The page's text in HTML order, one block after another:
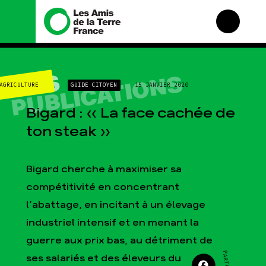
NOS
PUBLICATIONS
Nous connaître
Histoire
Manifeste
Missions et méthodes
Valeurs
fonctionnement
Le réseau dans le monde
la Terre
Nos campagnes
Total, rendez-vous au
tribunal
Gaz « naturel », le grand
violence TOTAL(e)
Nos autres campagnes
AGRICULTURE GUIDE CITOYEN 15 JANVIER 2020
Bigard : « La face cachée de
ton steak »
Bigard cherche à maximiser sa
compétitivité en concentrant
l’abattage, en incitant à un élevage
industriel intensif et en menant la
guerre aux prix bas, au détriment de
ses salariés et des éleveurs du